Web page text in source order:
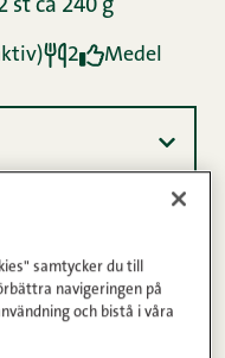
samtycker du till
navigeringen på
och bistå i våra